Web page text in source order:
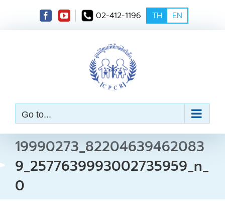
t
02-412-1196 TH EN
Go to...
19990273_82204639462083
9_2577639993002735959_n_
0